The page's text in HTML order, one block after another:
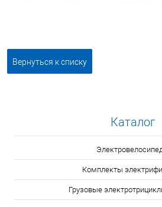
Вернуться к списку
Каталог
Комплекты
Грузовые